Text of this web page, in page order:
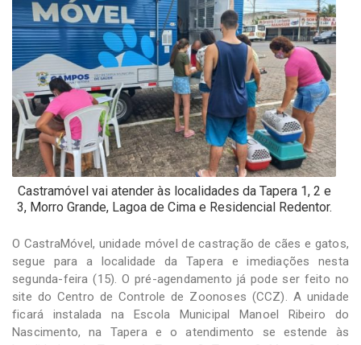
Desenvolvido
por
Hesea
Tecnologia
Sistemas
Castramóvel vai atender às localidades da Tapera 1, 2 e
3, Morro Grande, Lagoa de Cima e Residencial Redentor.
O CastraMóvel, unidade móvel de castração de cães e gatos,
segue para a localidade da Tapera e imediações nesta
segunda-feira (15). O pré-agendamento já pode ser feito no
site do Centro de Controle de Zoonoses (CCZ). A unidade
ficará instalada na Escola Municipal Manoel Ribeiro do
Nascimento, na Tapera e o atendimento se estende às